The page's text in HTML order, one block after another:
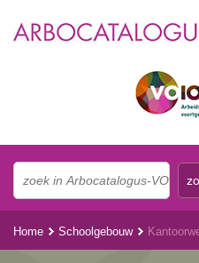
Home Schoolgebouw